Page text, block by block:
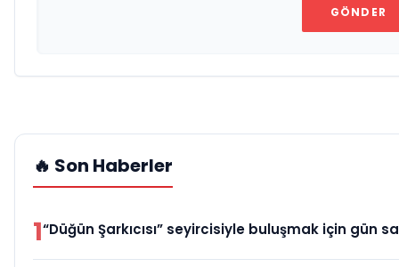
GÖNDER
🔥 Son Haberler
1“Düğün Şarkıcısı” seyircisiyle buluşmak için gün